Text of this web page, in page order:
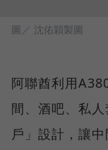
圖／ 沈佑穎製圖
阿聯酋利用
間、酒吧、私
戶」設計，讓